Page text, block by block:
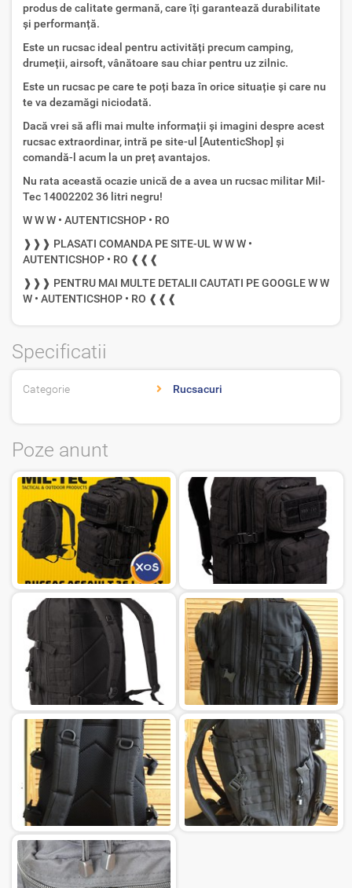
produs de calitate germană, care îți garantează durabilitate
și performanță.
Este un rucsac ideal pentru activități precum camping,
drumeții, airsoft, vânătoare sau chiar pentru uz zilnic.
Este un rucsac pe care te poți baza în orice situație și care nu
te va dezamăgi niciodată.
Dacă vrei să afli mai multe informații și imagini despre acest
rucsac extraordinar, intră pe site-ul [AutenticShop] și
comandă-l acum la un preț avantajos.
Nu rata această ocazie unică de a avea un rucsac militar Mil-
Tec 14002202 36 litri negru!
W W W • AUTENTICSHOP • RO
❱❱❱ PLASATI COMANDA PE SITE-UL W W W •
AUTENTICSHOP • RO ❰❰❰
❱❱❱ PENTRU MAI MULTE DETALII CAUTATI PE GOOGLE W W
W • AUTENTICSHOP • RO ❰❰❰
Specificatii
Categorie Rucsacuri
Poze anunt